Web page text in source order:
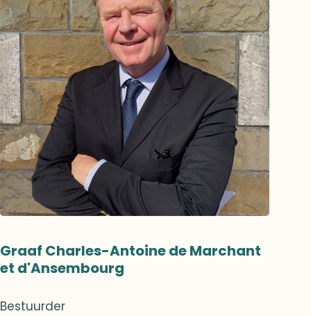
Graaf Charles-Antoine de Marchant
et d'Ansembourg
Bestuurder